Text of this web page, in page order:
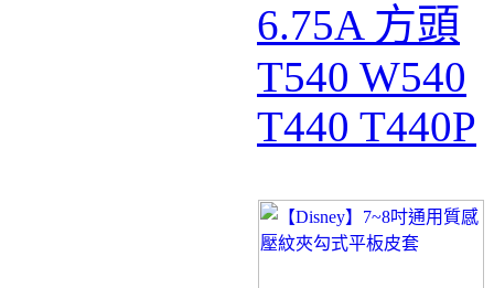
6.75A 方頭
T540 W540
T440 T440P